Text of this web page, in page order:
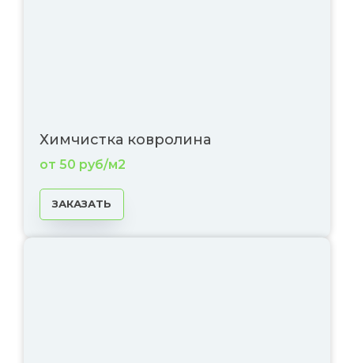
Химчистка ковролина
от 50 руб/м2
ЗАКАЗАТЬ